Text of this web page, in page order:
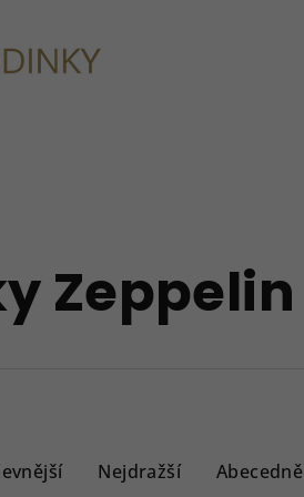
Zeppelin
Nejdražší Abecedně